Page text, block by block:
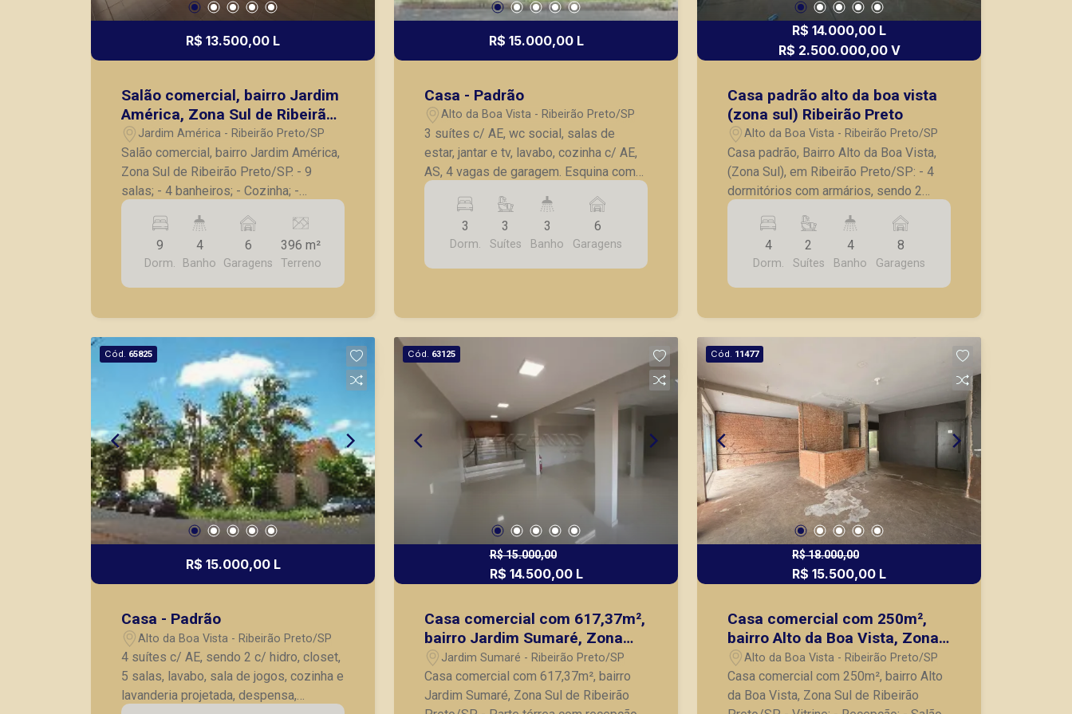
R$ 13.500,00 L
Salão comercial, bairro Jardim
América, Zona Sul de Ribeirão
Preto/SP.
Jardim América - Ribeirão Preto/SP
Salão comercial, bairro Jardim América,
Zona Sul de Ribeirão Preto/SP. - 9
salas; - 4 banheiros; - Cozinha; -
Varanda; - 6 vagas de garagem. A
Piramid tem como objetivo atender
seus clientes com agilidade e
segurança, em locação, vendas de
imóveis prontos, usados ou mesmo
9
Dorm.
4
Banho
6
Garagens
396 m²
Terreno
R$ 15.000,00 L
Casa - Padrão
Alto da Boa Vista - Ribeirão Preto/SP
3 suítes c/ AE, wc social, salas de
estar, jantar e tv, lavabo, cozinha c/ AE,
AS, 4 vagas de garagem. Esquina com
Av. João Fiusa. O imóvel poderá ser
adaptado de acordo com a
necessidade da empresa.
3
Dorm.
3
Suítes
3
Banho
6
Garagens
R$ 14.000,00 L
R$ 2.500.000,00 V
Casa padrão alto da boa vista
(zona sul) Ribeirão Preto
Alto da Boa Vista - Ribeirão Preto/SP
Casa padrão, Bairro Alto da Boa Vista,
(Zona Sul), em Ribeirão Preto/SP: - 4
dormitórios com armários, sendo 2
suítes; - Banheiro social com box
blindex; - Sala para 2 ambientes; -
Varanda; - Quintal; - 8 vagas de
garagem. A Piramid tem como objetivo
atender seus clientes com agilidade e
nos principais lançamentos da cidade
de Ribeirão Preto.
4
Dorm.
2
Suítes
4
Banho
8
Garagens
Cód. 65825
R$ 15.000,00 L
Casa - Padrão
Alto da Boa Vista - Ribeirão Preto/SP
4 suítes c/ AE, sendo 2 c/ hidro, closet,
5 salas, lavabo, sala de jogos, cozinha e
lavanderia projetada, despensa,
Cód. 63125
R$ 15.000,00
R$ 14.500,00 L
Casa comercial com 617,37m²,
bairro Jardim Sumaré, Zona
Sul de Ribeirão Preto/SP.
Jardim Sumaré - Ribeirão Preto/SP
Casa comercial com 617,37m², bairro
Jardim Sumaré, Zona Sul de Ribeirão
Cód. 11477
R$ 18.000,00
R$ 15.500,00 L
Casa comercial com 250m²,
bairro Alto da Boa Vista, Zona
Sul de Ribeirão Preto/SP.
Alto da Boa Vista - Ribeirão Preto/SP
Casa comercial com 250m², bairro Alto
da Boa Vista, Zona Sul de Ribeirão